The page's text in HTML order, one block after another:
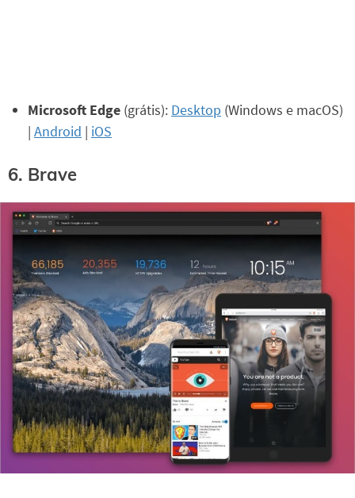
Microsoft Edge (grátis): Desktop (Windows e macOS)
| Android | iOS
6. Brave